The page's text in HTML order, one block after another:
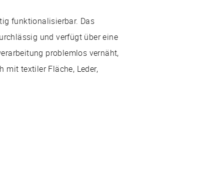
funktionalisierbar. Das
und verfügt über eine
problemlos vernäht,
mit textiler Fläche, Leder,